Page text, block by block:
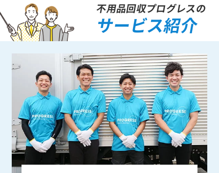
不用品回収プログレスの
サービス紹介